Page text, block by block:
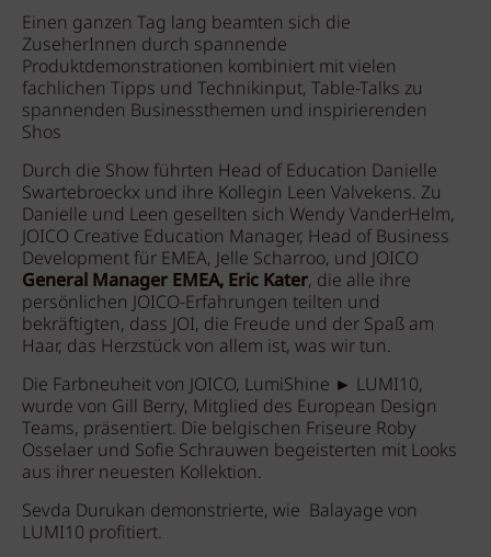
Einen ganzen Tag lang beamten sich die
ZuseherInnen durch spannende
Produktdemonstrationen kombiniert mit vielen
fachlichen Tipps und Technikinput, Table-Talks zu
spannenden Businessthemen und inspirierenden
Shos
Durch die Show führten Head of Education Danielle
Swartebroeckx und ihre Kollegin Leen Valvekens. Zu
Danielle und Leen gesellten sich Wendy VanderHelm,
JOICO Creative Education Manager, Head of Business
Development für EMEA, Jelle Scharroo, und JOICO
General Manager EMEA, Eric Kater, die alle ihre
persönlichen JOICO-Erfahrungen teilten und
bekräftigten, dass JOI, die Freude und der Spaß am
Haar, das Herzstück von allem ist, was wir tun.
Die Farbneuheit von JOICO, LumiShine ► LUMI10,
wurde von Gill Berry, Mitglied des European Design
Teams, präsentiert. Die belgischen Friseure Roby
Osselaer und Sofie Schrauwen begeisterten mit Looks
aus ihrer neuesten Kollektion.
Sevda Durukan demonstrierte, wie Balayage von
LUMI10 profitiert.